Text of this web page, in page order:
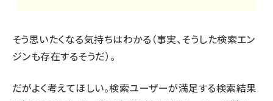
そう思いたくなる気持ちはわかる（事実、そうした検索エン
ジンも存在するそうだ）。
だがよく考えてほしい。検索ユーザーが満足する検索結果